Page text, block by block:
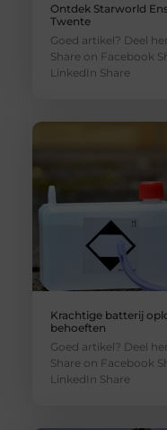
Ontdek Starworld
Twente
Goed artikel? Deel
Share on Facebook
LinkedIn Share
Krachtige batterij
behoeften
Goed artikel? Deel
Share on Facebook
LinkedIn Share